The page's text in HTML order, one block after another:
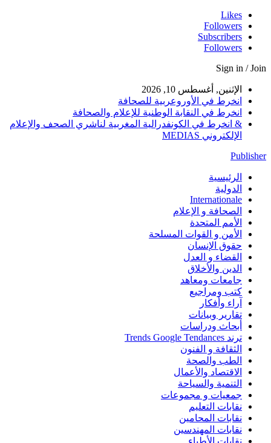
Likes
Followers
Subscribers
Followers
Sign in / Join
الإثنين, أغسطس 10, 2026
انخرط في الأوروعربية للصحافة
انخرط في النقابة الوطنية للإعلام والصحافة
& انخرط في الكونفدرالية المغربية لناشري الصحف والإعلام
الإلكتروني MEDIAS
Publisher
الرئيسية
الدولية
Internationale
الصحافة و الإعلام
الأمم المتحدة
الأمن و القوات المسلحة
حقوق الإنسان
القضاء و العدل
الدين والأخلاق
جامعات ومعاهد
كتب ومراجيع
آراء وأفكار
تقارير وبيانات
أبحاث ودراسات
ترند Trends Google Tendances
الثقافة و الفنون
الطب والصحة
الاقتصاد والأعمال
التنمية والسياحة
جمعيات و مجموعات
نقابات التعليم
نقابات المحامين
نقابات المهندسين
نقابات الأطباء